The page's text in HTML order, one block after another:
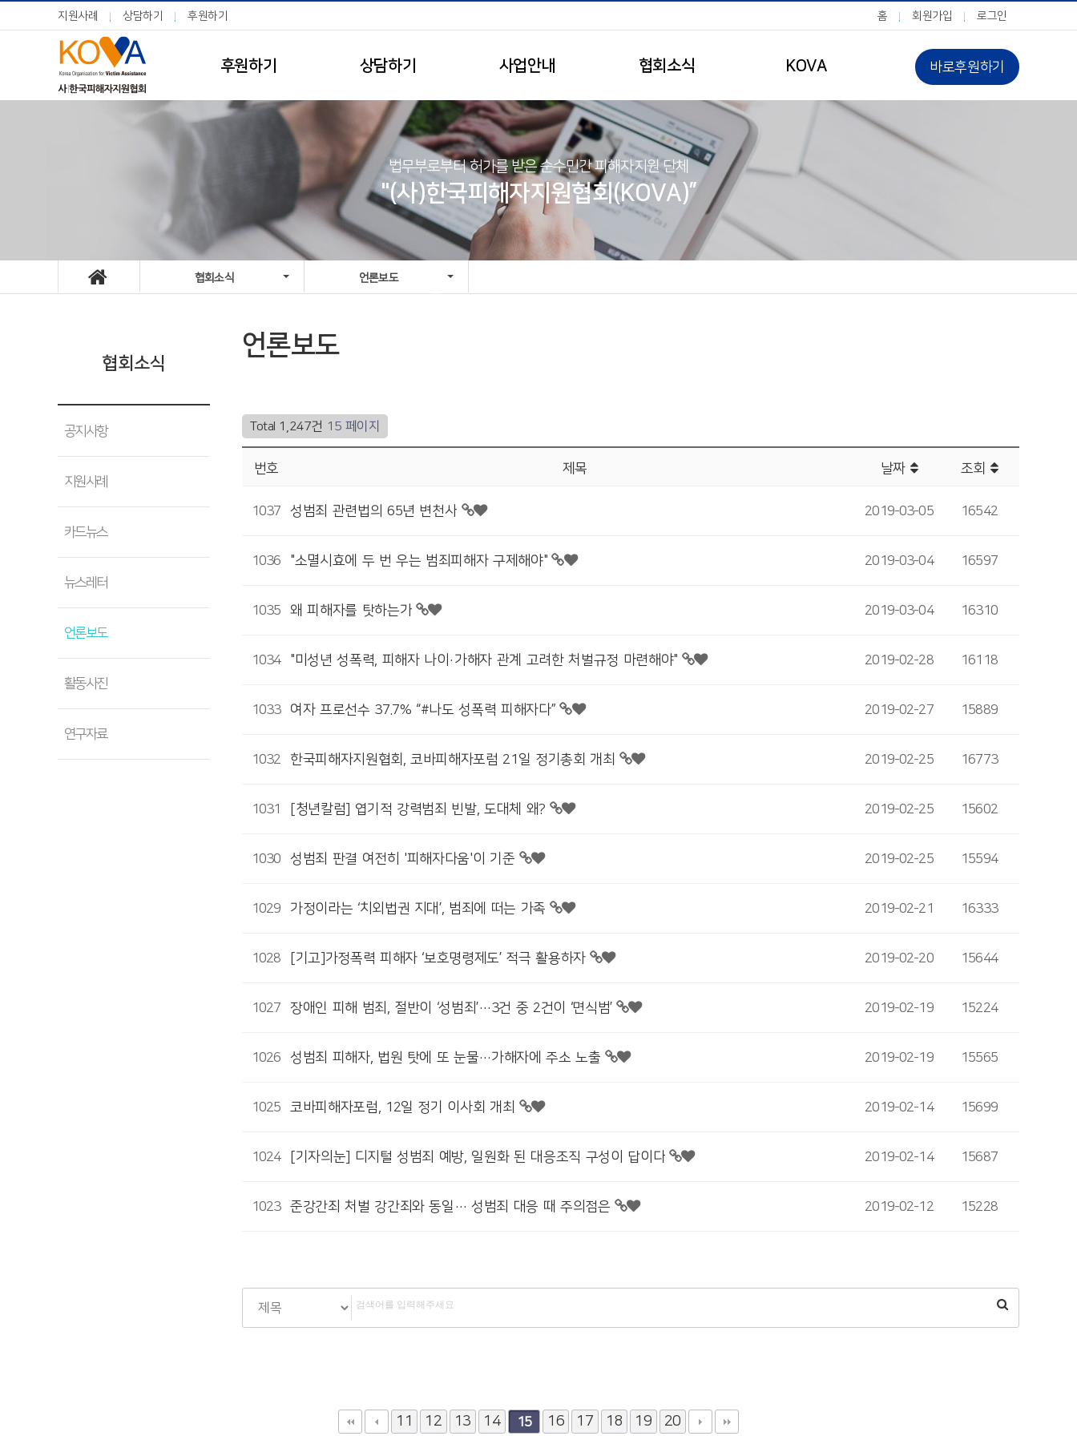
지원사례 상담하기 후원하기 홈 회원가입 로그인
바로후원하기
후원하기 상담하기 사업안내 협회소식 KOVA
법무부로부터 허가를 받은 순수민간 피해자지원 단체
"(사)한국피해자지원협회(KOVA)”
협회소식 언론보도
협회소식
공지사항
지원사례
카드뉴스
뉴스레터
언론보도
활동사진
연구자료
언론보도
Total 1,247건 15 페이지
번호 제목 날짜 조회
1037 성범죄 관련법의 65년 변천사 2019-03-05 16542
1036 "소멸시효에 두 번 우는 범죄피해자 구제해야" 2019-03-04 16597
1035 왜 피해자를 탓하는가 2019-03-04 16310
1034 "미성년 성폭력, 피해자 나이·가해자 관계 고려한 처벌규정 마련해야" 2019-02-28 16118
1033 여자 프로선수 37.7% “#나도 성폭력 피해자다” 2019-02-27 15889
1032 한국피해자지원협회, 코바피해자포럼 21일 정기총회 개최 2019-02-25 16773
1031 [청년칼럼] 엽기적 강력범죄 빈발, 도대체 왜? 2019-02-25 15602
1030 성범죄 판결 여전히 '피해자다움'이 기준 2019-02-25 15594
1029 가정이라는 ‘치외법권 지대’, 범죄에 떠는 가족 2019-02-21 16333
1028 [기고]가정폭력 피해자 ‘보호명령제도’ 적극 활용하자 2019-02-20 15644
1027 장애인 피해 범죄, 절반이 ‘성범죄’…3건 중 2건이 ‘면식범’ 2019-02-19 15224
1026 성범죄 피해자, 법원 탓에 또 눈물…가해자에 주소 노출 2019-02-19 15565
1025 코바피해자포럼, 12일 정기 이사회 개최 2019-02-14 15699
1024 [기자의눈] 디지털 성범죄 예방, 일원화 된 대응조직 구성이 답이다 2019-02-14 15687
1023 준강간죄 처벌 강간죄와 동일… 성범죄 대응 때 주의점은 2019-02-12 15228
11 12 13 14 15 16 17 18 19 20